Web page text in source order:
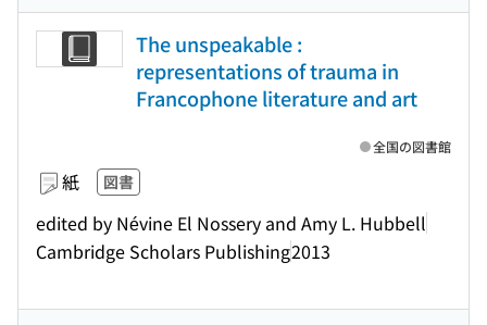
The unspeakable :
representations of trauma in
Francophone literature and art
紙 図書
edited by Névine El Nossery and Amy L. Hubbell
Cambridge Scholars Publishing2013
全国の図書館